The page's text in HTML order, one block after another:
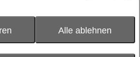
Alle ablehnen
auf Anfrage